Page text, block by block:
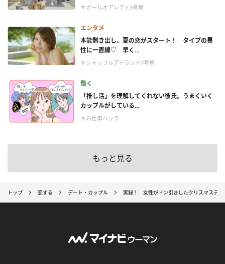
＃ガールオアレディ3考察
エンタメ
本能剥き出し、夏の恋がスタート！ タイプの異
性に一直線♡ 早く...
＃シャッフルアイランド7考察
働く
「推し活」を理解してくれない彼氏。うまくいく
カップルがしている...
＃お仕事ハック
もっと見る
トップ 恋する デート・カップル 実録！ 女性がドン引きしたクリスマスデー